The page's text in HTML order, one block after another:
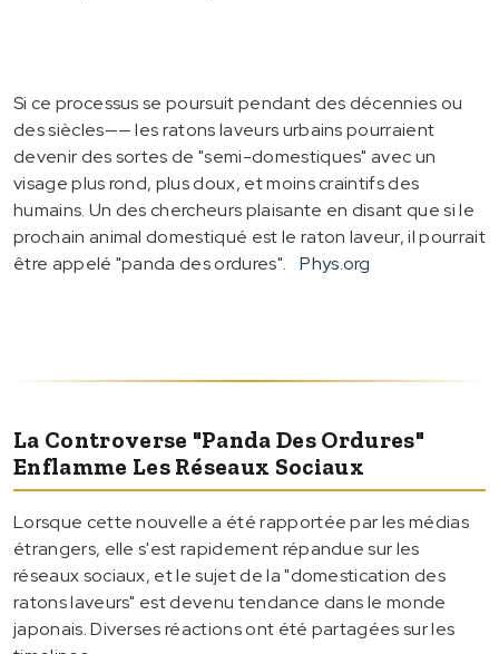
Si ce processus se poursuit pendant des décennies ou
des siècles—— les ratons laveurs urbains pourraient
devenir des sortes de "semi-domestiques" avec un
visage plus rond, plus doux, et moins craintifs des
humains. Un des chercheurs plaisante en disant que si le
prochain animal domestiqué est le raton laveur, il pourrait
être appelé "panda des ordures".
Phys.org
La Controverse "panda Des Ordures"
Enflamme Les Réseaux Sociaux
Lorsque cette nouvelle a été rapportée par les médias
étrangers, elle s'est rapidement répandue sur les
réseaux sociaux, et le sujet de la "domestication des
ratons laveurs" est devenu tendance dans le monde
japonais. Diverses réactions ont été partagées sur les